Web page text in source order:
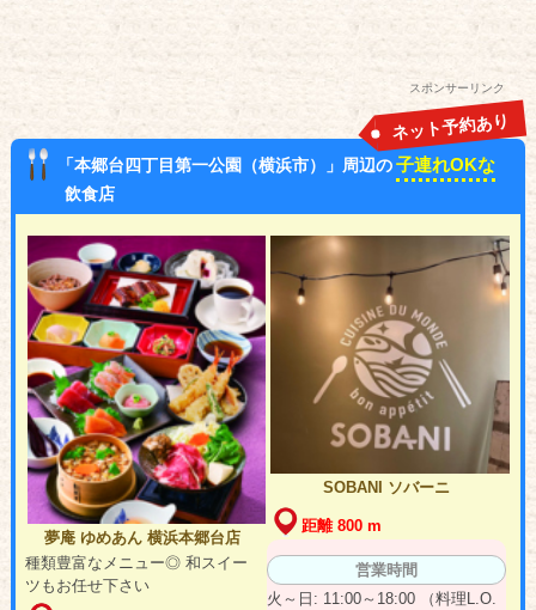
スポンサーリンク
「本郷台四丁目第一公園（横浜市）」周辺の子連れOKな
飲食店
ネット予約あり
夢庵 ゆめあん 横浜本郷台店
種類豊富なメニュー◎ 和スイー
ツもお任せ下さい
SOBANI ソバーニ
距離 800 m
営業時間
火～日: 11:00～18:00 （料理L.O.